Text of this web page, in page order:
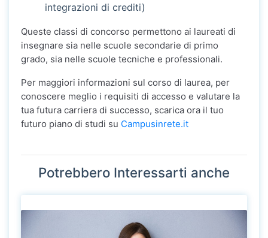
integrazioni di crediti)
Queste classi di concorso permettono ai laureati di
insegnare sia nelle scuole secondarie di primo
grado, sia nelle scuole tecniche e professionali.
Per maggiori informazioni sul corso di laurea, per
conoscere meglio i requisiti di accesso e valutare la
tua futura carriera di successo, scarica ora il tuo
futuro piano di studi su Campusinrete.it
Potrebbero Interessarti anche